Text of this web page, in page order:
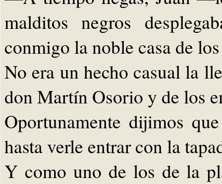
malditos negros
conmigo la noble casa de
No era un hecho casual la
don Martín Osorio y de los
Oportunamente dijimos
hasta verle entrar con la
Y como uno de los de la